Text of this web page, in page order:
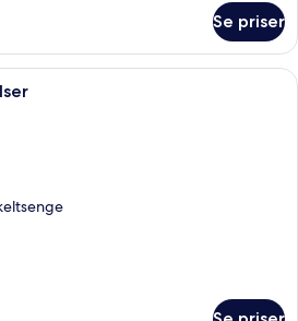
Se priser
Et moderne køkken med mikroovn,